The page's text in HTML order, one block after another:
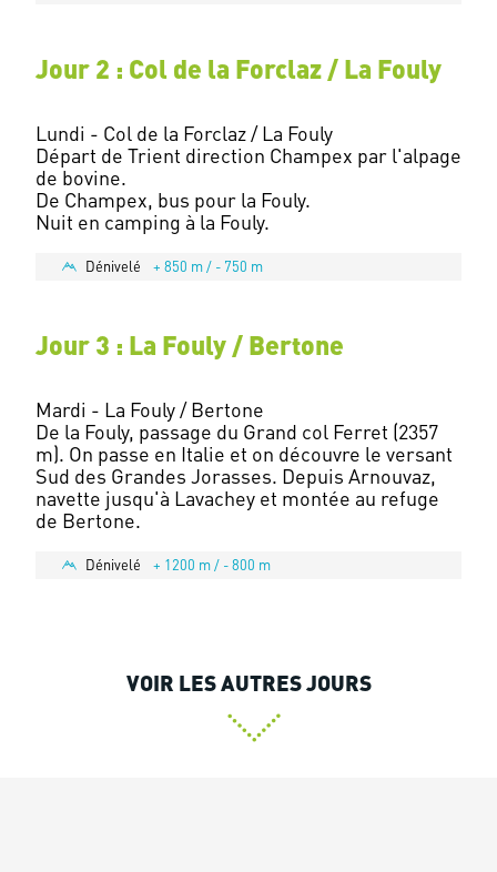
Jour 2 : Col de la Forclaz / La Fouly
Lundi - Col de la Forclaz / La Fouly
Départ de Trient direction Champex par l'alpage
de bovine.
De Champex, bus pour la Fouly.
Dénivelé + 850 m / - 750 m
Jour 3 : La Fouly / Bertone
Mardi - La Fouly / Bertone
De la Fouly, passage du Grand col Ferret (2357
m). On passe en Italie et on découvre le versant
Sud des Grandes Jorasses. Depuis Arnouvaz,
navette jusqu'à Lavachey et montée au refuge
Dénivelé + 1200 m / - 800 m
VOIR LES AUTRES JOURS